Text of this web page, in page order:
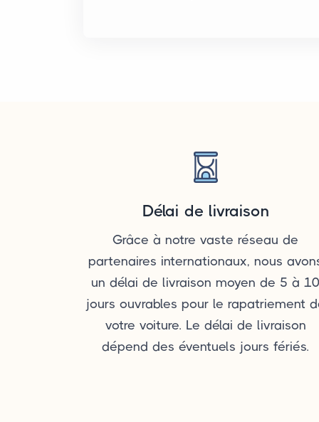
Délai de livraison
Grâce à notre vaste réseau de
partenaires internationaux, nous
un délai de livraison moyen de 5 à 10
jours ouvrables pour le rapatriement
votre voiture. Le délai de livraison
dépend des éventuels jours fériés.